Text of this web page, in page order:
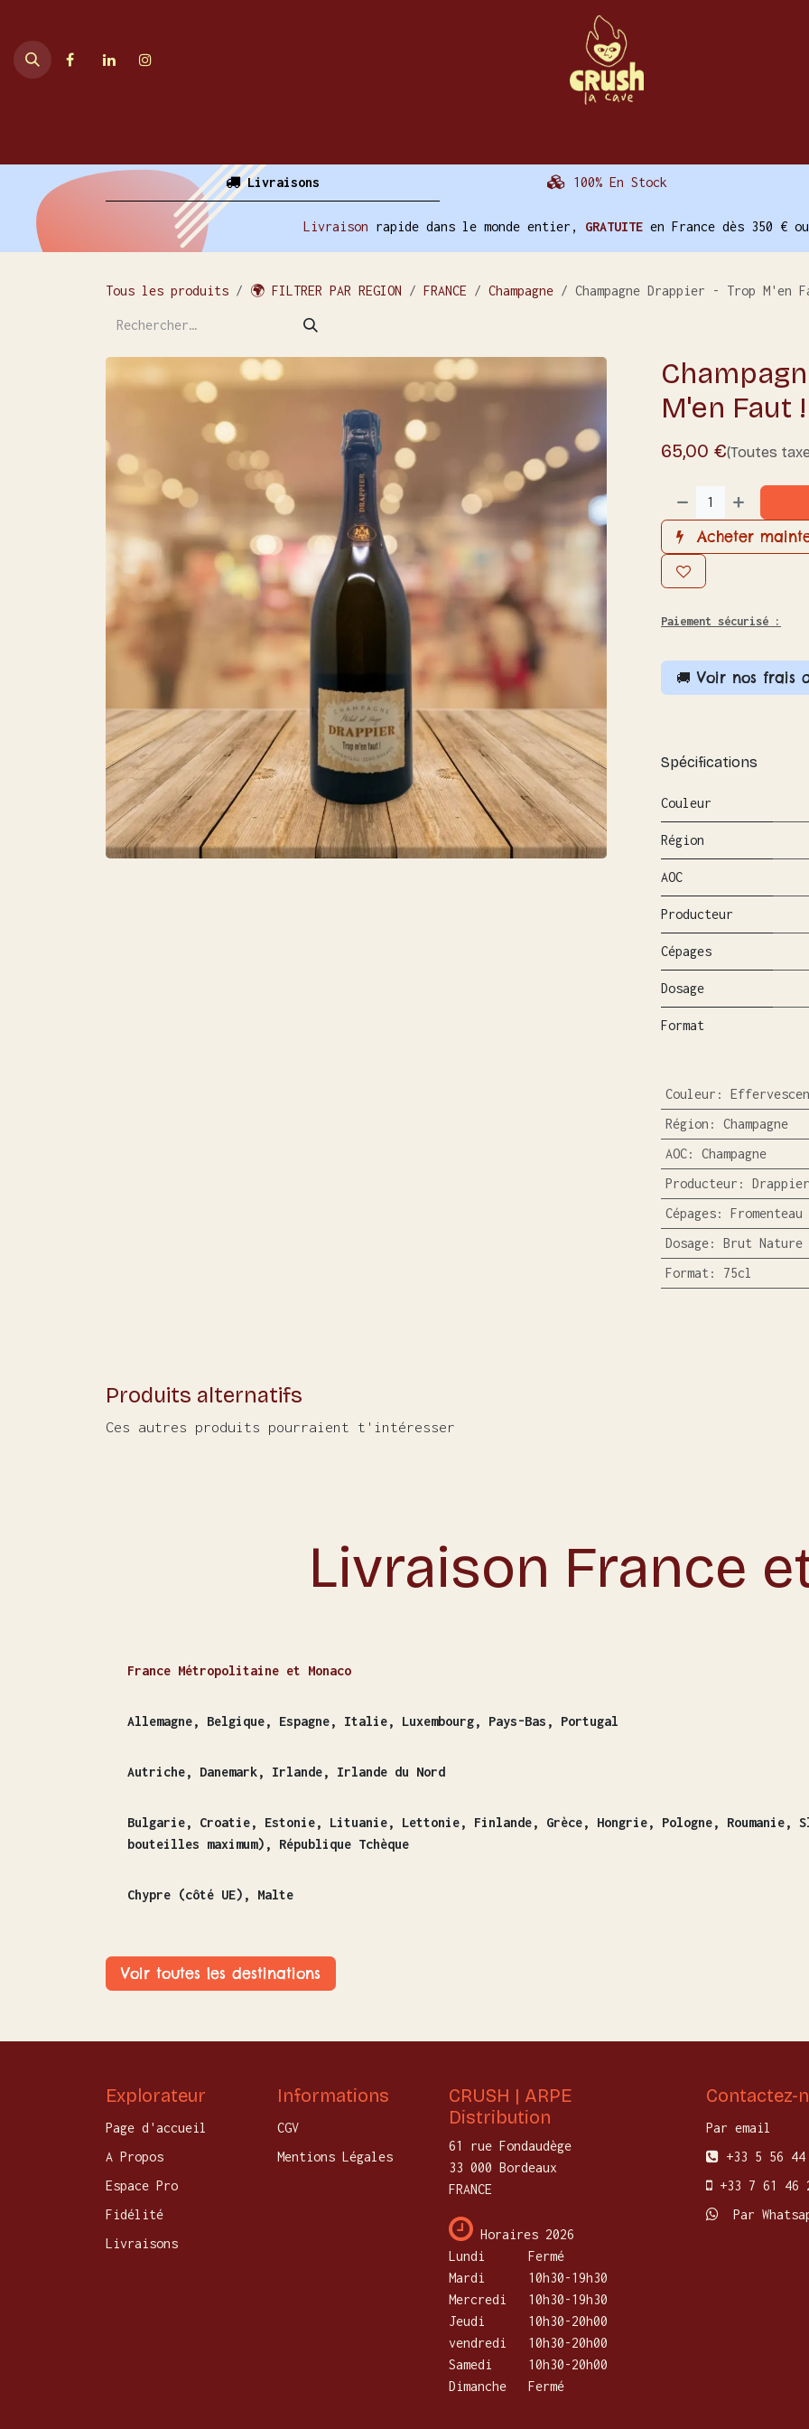
Livraisons 100% En Stock
Livraison rapide dans le monde entier, GRATUITE en France dès 350 €
Tous les produits 🌍 FILTRER PAR REGION FRANCE Champagne Champagne Drappier - Trop
M'en Faut
65,00 €(Toutes
Acheter
Paiement sécurisé :
🚚 Voir nos frais
Spécifications
Couleur
Région
AOC
Producteur
Cépages
Dosage
Format
Couleur :
Région : Champagne
AOC: Champagne
Producteur : Drappier
Cépages:
Dosage: Brut Nature
Format : 75cl
Produits alternatifs
Ces autres produits pourraient t'intéresser
Livraison France
France Métropolitaine et Monaco
Allemagne, Belgique, Espagne, Italie, Luxembourg, Pays-Bas, Portugal
Autriche, Danemark, Irlande, Irlande du Nord
Bulgarie, Croatie, Estonie, Lituanie, Lettonie, Finlande, Grèce, Hongrie, Pologne, Roumanie,
bouteilles maximum), République Tchèque
Chypre (côté UE), Malte
Voir toutes les destinations
Explorateur
Page d'accueil
A Propos
Espace Pro
Fidélité
Livraisons
Informations
CGV
Mentions Légales
CRUSH | ARPE
Distribution
61 rue Fondaudège
33 000 Bordeaux
FRANCE
Horaires 2026
Lundi
​Fermé
Mardi
10h30-19h30
Mercredi
​10h30-19h30
Jeudi
10h30-20h00
vendredi
10h30-20h00
Samedi
10h30-20h00
Dimanche
Fermé
Contactez-
Par email
+33 5 56
+33 7 61 46
Par